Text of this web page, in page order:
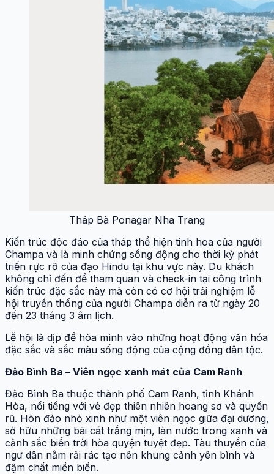
Tháp Bà Ponagar Nha Trang
Kiến trúc độc đáo của tháp thể hiện tinh hoa của người
Champa và là minh chứng sống động cho thời kỳ phát
triển rực rỡ của đạo Hindu tại khu vực này. Du khách
không chỉ đến để tham quan và check-in tại công trình
kiến trúc đặc sắc này mà còn có cơ hội trải nghiệm lễ
hội truyền thống của người Champa diễn ra từ ngày 20
đến 23 tháng 3 âm lịch.
Lễ hội là dịp để hòa mình vào những hoạt động văn hóa
đặc sắc và sắc màu sống động của cộng đồng dân tộc.
Đảo Bình Ba – Viên ngọc xanh mát của Cam Ranh
Đảo Bình Ba thuộc thành phố Cam Ranh, tỉnh Khánh
Hòa, nổi tiếng với vẻ đẹp thiên nhiên hoang sơ và quyến
rũ. Hòn đảo nhỏ xinh như một viên ngọc giữa đại dương,
sở hữu những bãi cát trắng mịn, làn nước trong xanh và
cảnh sắc biển trời hòa quyện tuyệt đẹp. Tàu thuyền của
ngư dân nằm rải rác tạo nên khung cảnh yên bình và
đậm chất miền biển.